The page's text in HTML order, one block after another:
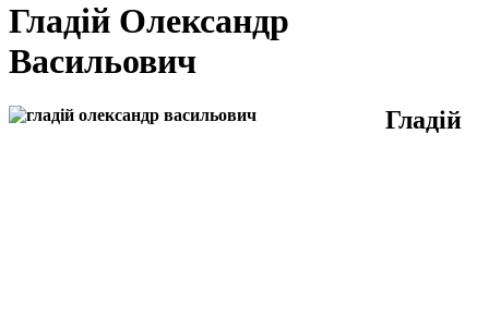
Гладій Олександр
Васильович
Гладій